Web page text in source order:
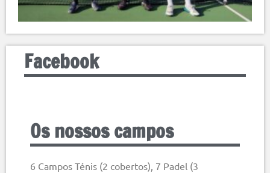
Facebook
Os nossos campos
6 Campos Ténis (2 cobertos), 7 Padel (3